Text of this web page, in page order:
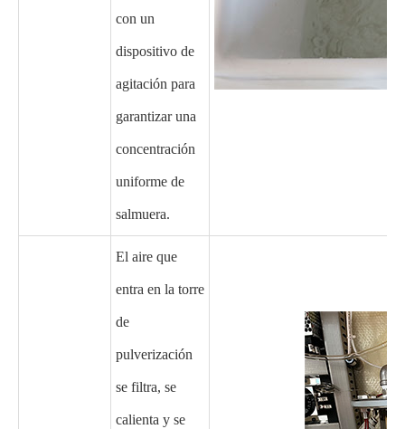
con un
dispositivo de
agitación para
garantizar una
concentración
uniforme de
salmuera.
El aire que
entra en la torre
de
pulverización
se filtra, se
calienta y se